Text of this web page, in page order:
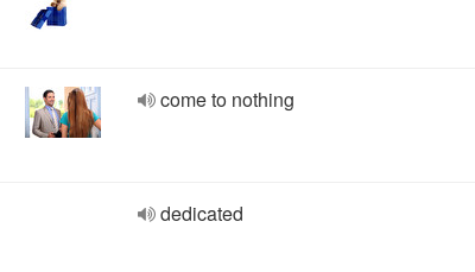
come to nothing
dedicated